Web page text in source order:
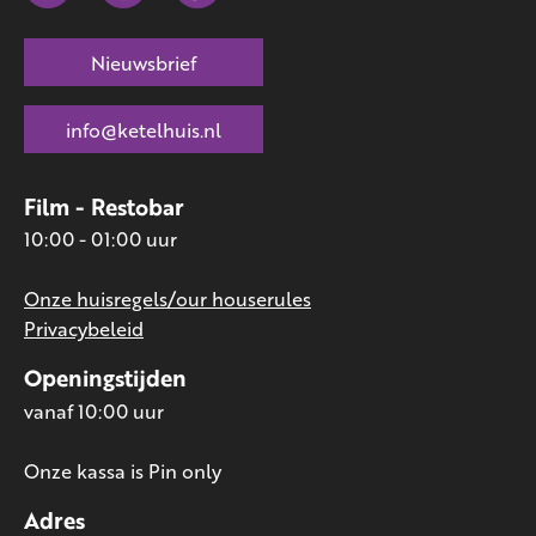
Adres
Openingstijden
vanaf 10:00 uur
Onze kassa is Pin only
Film - Restobar
10:00 - 01:00 uur
Onze huisregels/our houserules
Privacybeleid
Nieuwsbrief
info@ketelhuis.nl